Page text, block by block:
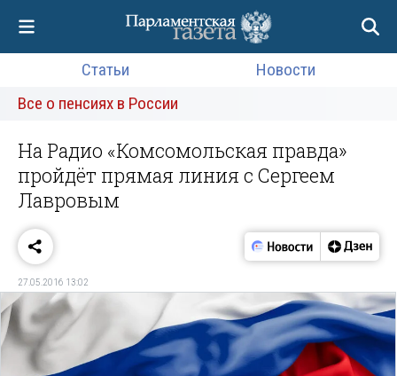
Статьи
Новости
Все о пенсиях в России
На Радио «Комсомольская правда»
пройдёт прямая линия с Сергеем
Лавровым
27.05.2016 13:02